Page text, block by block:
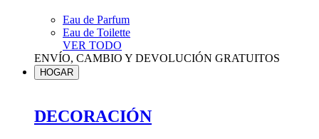
Eau de Parfum
Eau de Toilette
VER TODO
ENVÍO, CAMBIO Y DEVOLUCIÓN GRATUITOS
HOGAR
DECORACIÓN